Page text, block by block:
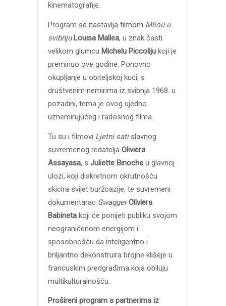
kinematografije.
Program se nastavlja filmom Milou u
svibnju Louisa Mallea, u znak časti
velikom glumcu Michelu Piccolijukoji je
preminuo ove godine. Ponovno
okupljanje u obiteljskoj kući, s
društvenim nemirima iz svibnja 1968. u
pozadini, tema je ovog ujedno
uznemirujućeg i radosnog filma.
Tu su i filmovi Ljetni satislavnog
suvremenog redatelja Oliviera
Assayasa, s Juliette Binocheu glavnoj
ulozi, koji diskretnom okrutnošću
skicira svijet buržoazije, te suvremeni
dokumentarac Swagger Oliviera
Babineta koji će ponijeti publiku svojom
neograničenom energijom i
sposobnošću da inteligentno i
briljantno dekonstruira brojne klišeje u
francuskim predgrađima koja obiluju
multikulturalnošću.
Prošireni program s partnerima iz